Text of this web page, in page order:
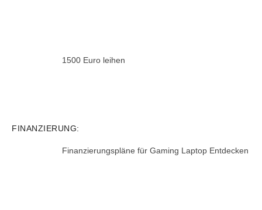
1500 Euro leihen
FINANZIERUNG:
Finanzierungspläne für Gaming Laptop Entdecken